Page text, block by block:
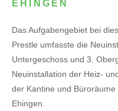
EHINGEN
Das Aufgabengebiet bei
Prestle umfasste die
Untergeschoss und 3.
Neuinstallation der Heiz-
der Kantine und
Ehingen.